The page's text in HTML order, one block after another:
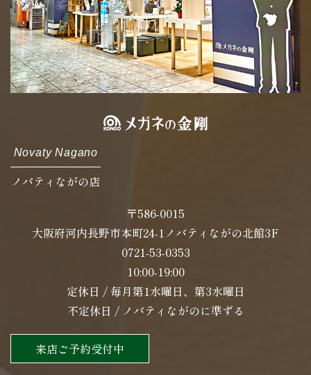
Novaty Nagano
ノバティながの店
〒586-0015
大阪府河内長野市本町24-1ノバティながの北館3F
0721-53-0353
10:00-19:00
定休日 / 毎月第1水曜日、第3水曜日
不定休日 / ノバティながのに準ずる
来店ご予約受付中